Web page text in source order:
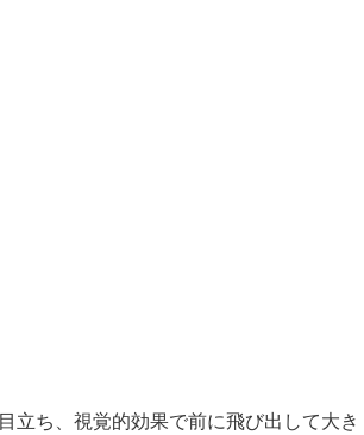
ち、視覚的効果で前に飛び出して大